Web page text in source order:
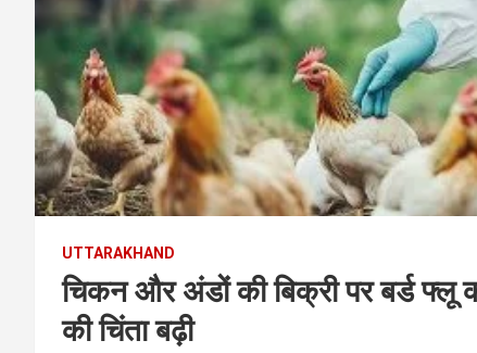
UTTARAKHAND
चिकन और अंडों की बिक्री पर बर्ड फ्लू
की चिंता बढ़ी